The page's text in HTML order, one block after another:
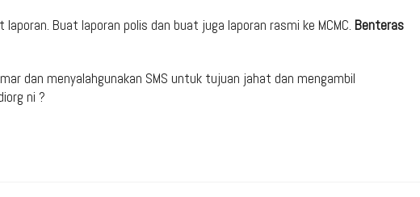
Buat laporan polis dan buat juga laporan rasmi ke MCMC. Benteras
dan menyalahgunakan SMS untuk tujuan jahat dan mengambil
ni ?